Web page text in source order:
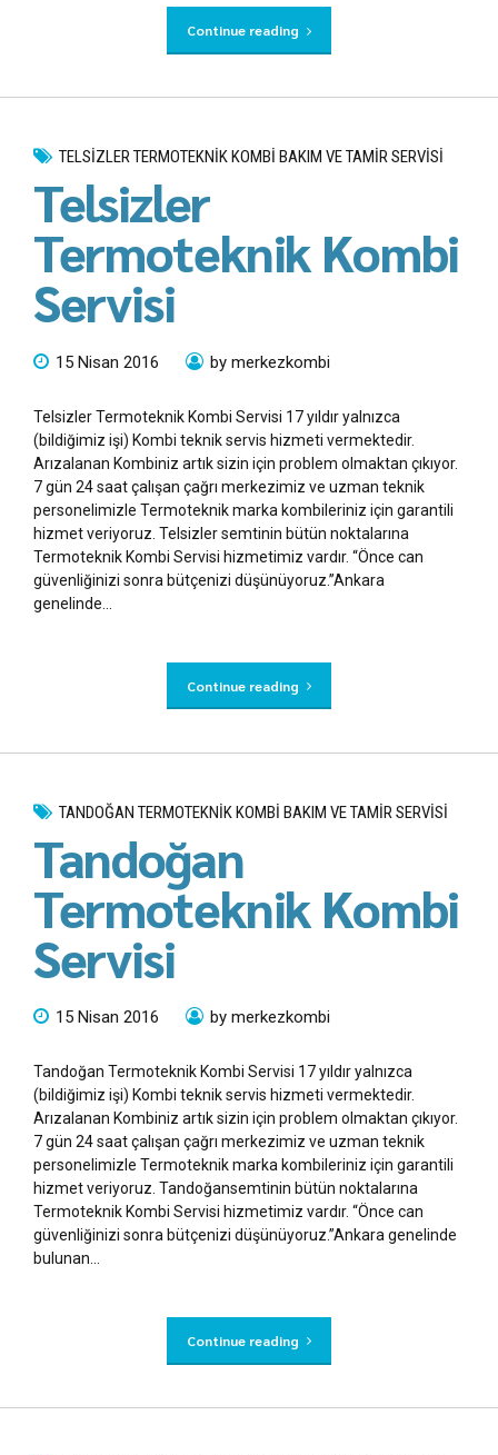
Continue reading
TELSIZLER TERMOTEKNIK KOMBI BAKIM VE TAMIR SERVISI
Telsizler
Termoteknik Kombi
Servisi
15 Nisan 2016 by merkezkombi
Telsizler Termoteknik Kombi Servisi 17 yıldır yalnızca
(bildiğimiz işi) Kombi teknik servis hizmeti vermektedir.
Arızalanan Kombiniz artık sizin için problem olmaktan çıkıyor.
7 gün 24 saat çalışan çağrı merkezimiz ve uzman teknik
personelimizle Termoteknik marka kombileriniz için garantili
hizmet veriyoruz. Telsizler semtinin bütün noktalarına
Termoteknik Kombi Servisi hizmetimiz vardır. “Önce can
güvenliğinizi sonra bütçenizi düşünüyoruz.”Ankara
genelinde...
Continue reading
TANDOĞAN TERMOTEKNIK KOMBI BAKIM VE TAMIR SERVISI
Tandoğan
Termoteknik Kombi
Servisi
15 Nisan 2016 by merkezkombi
Tandoğan Termoteknik Kombi Servisi 17 yıldır yalnızca
(bildiğimiz işi) Kombi teknik servis hizmeti vermektedir.
Arızalanan Kombiniz artık sizin için problem olmaktan çıkıyor.
7 gün 24 saat çalışan çağrı merkezimiz ve uzman teknik
personelimizle Termoteknik marka kombileriniz için garantili
hizmet veriyoruz. Tandoğansemtinin bütün noktalarına
Termoteknik Kombi Servisi hizmetimiz vardır. “Önce can
güvenliğinizi sonra bütçenizi düşünüyoruz.”Ankara genelinde
bulunan...
Continue reading